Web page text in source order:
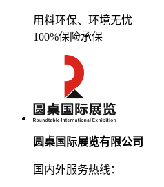
用料环保、环境无忧
100%保险承保
圆桌国际展览有限公司
国内外服务热线：